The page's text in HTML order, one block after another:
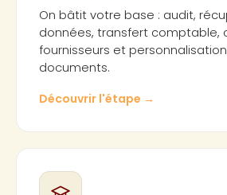
On bâtit votre base : audit,
données, transfert comptable,
fournisseurs et
documents.
Découvrir l'étape →